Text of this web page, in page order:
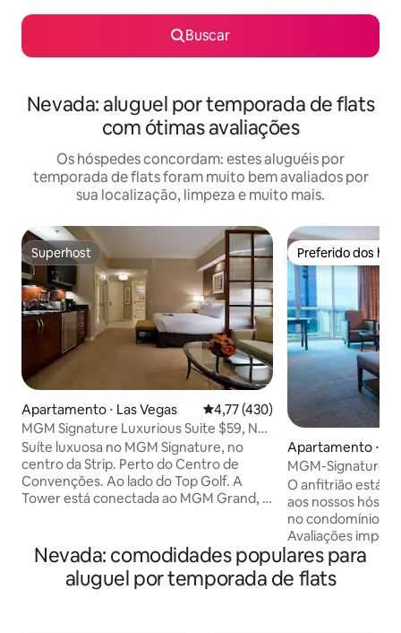
Buscar
Nevada: aluguel por temporada de flats
com ótimas avaliações
Os hóspedes concordam: estes aluguéis por
temporada de flats foram muito bem avaliados por
sua localização, limpeza e muito mais.
Superhost
Superhost
Apartamento ⋅ Las Vegas 4,77 de uma avaliação média de
4,77 (430)
MGM Signature Luxurious Suite $59, No
Resort Fee
Suíte luxuosa no MGM Signature, no
centro da Strip. Perto do Centro de
Convenções. Ao lado do Top Golf. A
Tower está conectada ao MGM Grand, à
totalmente equipada. Banheiro grande
completo com luxuosa banheira de
hidromassagem e chuveiro. Cama
Preferido dos
Preferido dos
Apartamento ⋅
MGM-Signature
Jacuzzi Dlx Studio
O anfitrião está
aos nossos
no condomínio-
Avaliações impecáveis!! SEM
RESORT.
manobrista
de limpeza é de
Nevada: comodidades populares para
aluguel por temporada de flats